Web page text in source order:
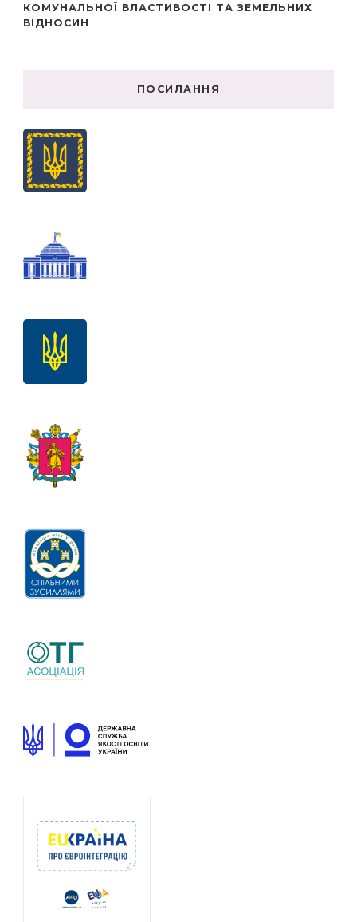
КОМУНАЛЬНОЇ ВЛАСТИВОСТІ ТА ЗЕМЕЛЬНИХ
ВІДНОСИН
ПОСИЛАННЯ